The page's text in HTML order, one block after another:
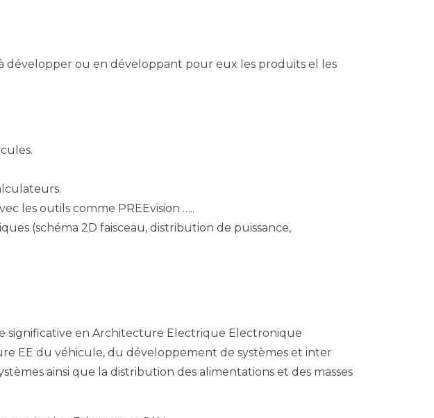
développer ou en développant pour eux les produits el les
les outils comme PREEvision …..
(schéma 2D faisceau, distribution de puissance,
significative en Architecture Electrique Electronique
EE du véhicule, du développement de systèmes et inter
ainsi que la distribution des alimentations et des masses